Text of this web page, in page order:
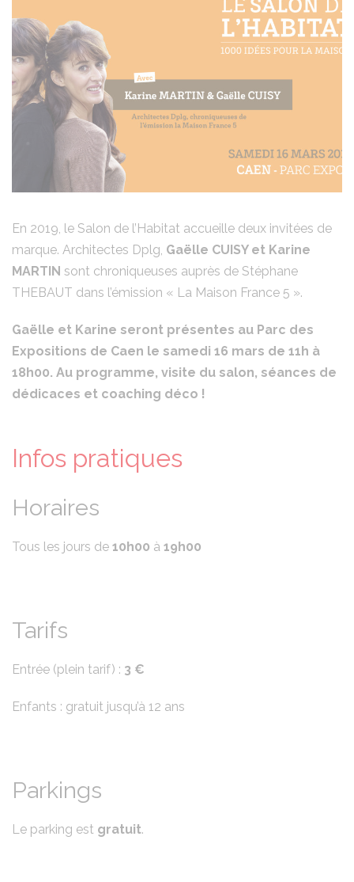
En 2019, le Salon de l’Habitat accueille deux invitées de
marque. Architectes Dplg, Gaëlle CUISY et Karine
MARTIN sont chroniqueuses auprès de Stéphane
THEBAUT dans l’émission « La Maison France 5 ».
Gaëlle et Karine seront présentes au Parc des
Expositions de Caen le samedi 16 mars de 11h à
18h00. Au programme, visite du salon, séances de
dédicaces et coaching déco !
Infos pratiques
Horaires
Tous les jours de 10h00 à 19h00
Tarifs
Entrée (plein tarif) : 3 €
Enfants : gratuit jusqu’à 12 ans
Parkings
Le parking est gratuit.